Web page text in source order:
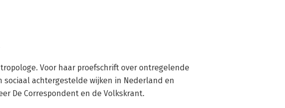
Voor haar proefschrift over ontregelende
achtergestelde wijken in Nederland en
De Correspondent en de Volkskrant.